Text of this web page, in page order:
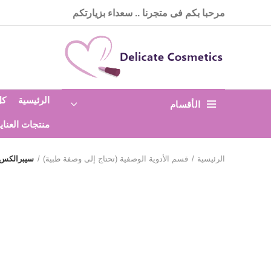
مرحبا بكم فى متجرنا .. سعداء بزيارتكم
الأقسام الرئيسية
منتجات
الرئيسية قسم الأدوية الوصفية (تحتاج إلى وصفة طبية) سيبرالكس 10 cipralex مضاد للاكتئاب ومحسن للحالة المزاجية